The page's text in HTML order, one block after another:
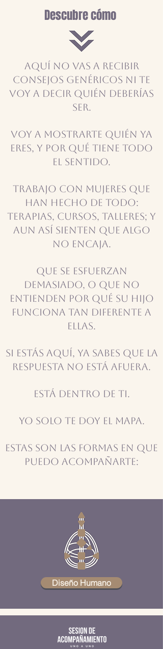
Descubre cómo
Aquí no vas a recibir
consejos genéricos ni te
voy a decir quién deberías
ser.
Voy a mostrarte quién ya
eres, y por qué tiene todo
el sentido.
Trabajo con mujeres que
han hecho de todo:
terapias, cursos, talleres; y
aun así sienten que algo
no encaja.
Que se esfuerzan
demasiado, o que no
entienden por qué su hijo
funciona tan diferente a
ellas.
Si estás aquí, ya sabes que la
respuesta no está afuera.
Está dentro de ti.
Yo solo te doy el mapa.
Estas son las formas en que
puedo acompañarte:
Diseño Humano